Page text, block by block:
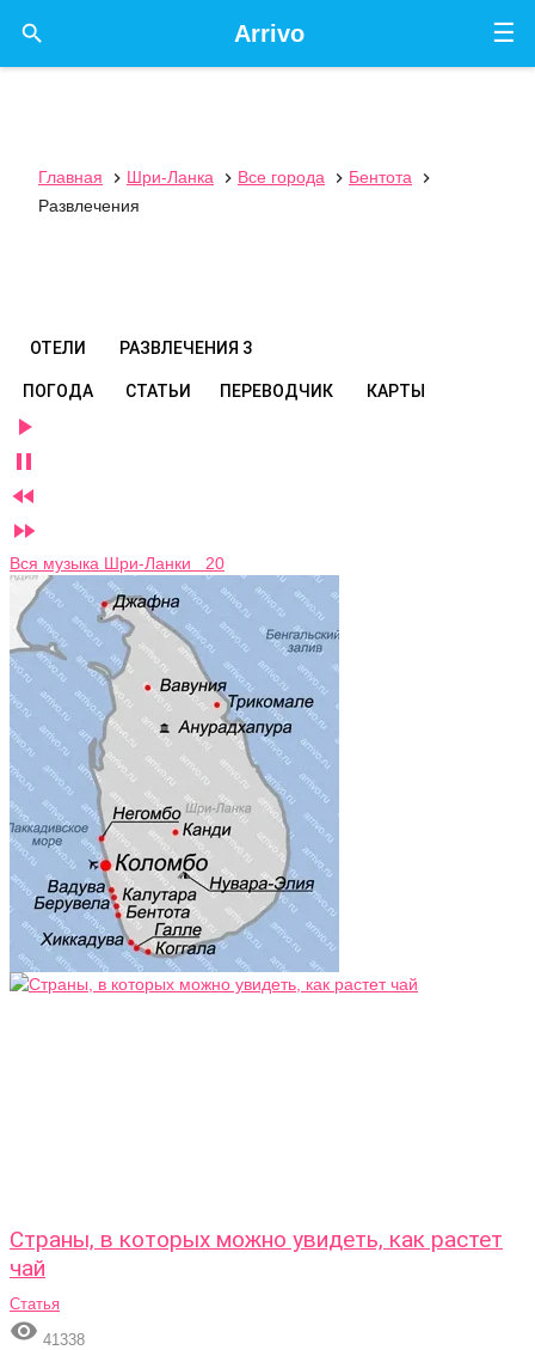
☰
Arrivo

Главная  Шри-Ланка  Все города  Бентота

Развлечения
ОТЕЛИ РАЗВЛЕЧЕНИЯ 3
ПОГОДА СТАТЬИ ПЕРЕВОДЧИК КАРТЫ




Вся музыка Шри-Ланки 20
Страны, в которых можно увидеть, как растет
чай
Статья
 41338